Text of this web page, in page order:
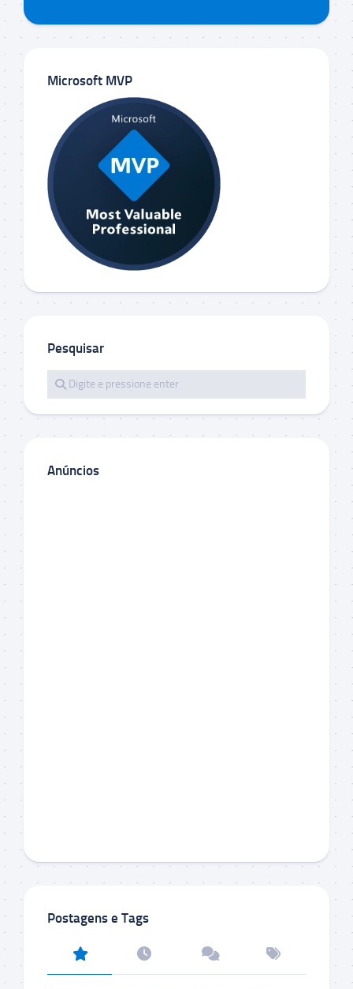
Microsoft MVP
Pesquisar
Anúncios
Postagens e Tags